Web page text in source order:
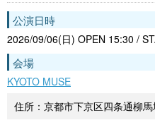
公演日時
2026/09/06(日) OPEN 15:30 /
会場
KYOTO MUSE
住所：京都市下京区四条通柳